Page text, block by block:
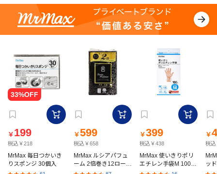
￥ 199
税込￥218
MrMax 毎日つかいき
りスポンジ 30個入
￥599
税込￥658
MrMax ルシアパフュ
ーム 2倍巻き12ロール
ダブル
￥399
税込￥438
MrMax 使いきりポリ
エチレン手袋M 100枚
入
￥
税込
ッ
の